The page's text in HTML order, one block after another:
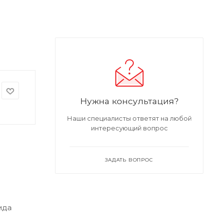
Нужна консультация?
Наши специалисты ответят на любой
интересующий вопрос
ЗАДАТЬ ВОПРОС